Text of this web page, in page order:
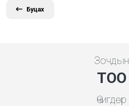
Буцах
Зочдын
ТОО
Өчигдөр